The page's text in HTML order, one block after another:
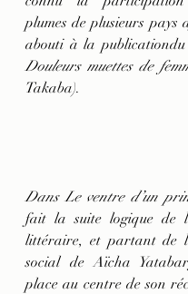
plumes de plusieurs pays
Douleurs muettes de
Takaba).
Dans Le ventre d’un
fait la suite logique de
littéraire, et partant de
social de Aïcha
place au centre de son